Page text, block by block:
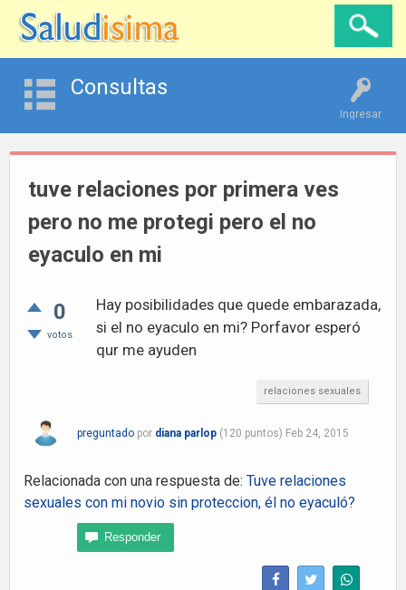
Ingresar
Consultas
tuve relaciones por primera ves
pero no me protegi pero el no
eyaculo en mi
0
votos
Hay posibilidades que quede embarazada,
si el no eyaculo en mi? Porfavor esperó
qur me ayuden
relaciones sexuales
preguntado por diana parlop (120 puntos) Feb 24, 2015
Relacionada con una respuesta de: Tuve relaciones
sexuales con mi novio sin proteccion, él no eyaculó?